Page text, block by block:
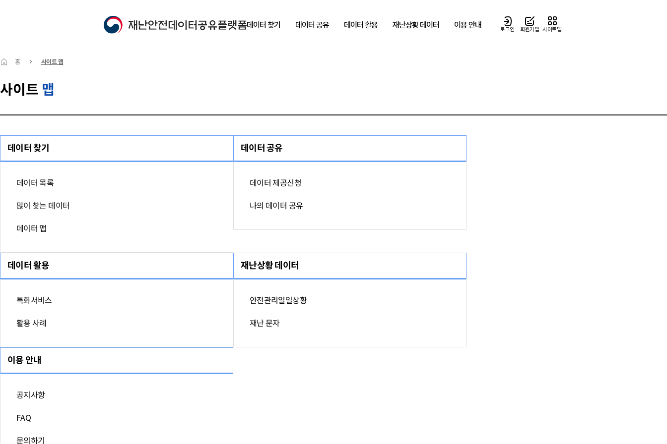
데이터 찾기 데이터 공유 데이터 활용 재난상황 데이터 이용 안내 로그인 회원가입 사이트맵
홈 사이트 맵
사이트 맵
데이터 찾기
데이터 목록
많이 찾는 데이터
데이터 맵
데이터 공유
데이터 제공신청
나의 데이터 공유
데이터 활용
특화서비스
활용 사례
재난상황 데이터
안전관리일일상황
재난 문자
이용 안내
공지사항
FAQ
문의하기